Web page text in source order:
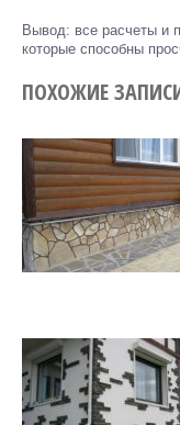
Вывод: все расчеты и
которые способны
ПОХОЖИЕ